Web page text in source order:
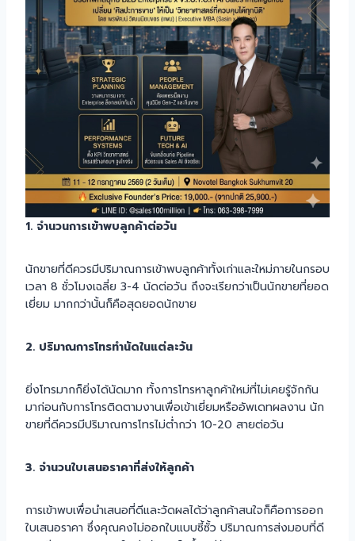
1. จำนวนการเข้าพบลูกค้าต่อวัน
นักขายที่ดีควรมีปริมาณการเข้าพบลูกค้าทั้งเก่าและใหม่ภายในกรอบ
เวลา 8 ชั่วโมงเฉลี่ย 3-4 นัดต่อวัน ถึงจะเรียกว่าเป็นนักขายที่ยอด
เยี่ยม มากกว่านั้นก็คือสุดยอดนักขาย
2. ปริมาณการโทรทำนัดในแต่ละวัน
ยิ่งโทรมากก็ยิ่งได้นัดมาก ทั้งการโทรหาลูกค้าใหม่ที่ไม่เคยรู้จักกัน
มาก่อนกับการโทรติดตามงานเพื่อเข้าเยี่ยมหรืออัพเดทผลงาน นัก
ขายที่ดีควรมีปริมาณการโทรไม่ต่ำกว่า 10-20 สายต่อวัน
3. จำนวนใบเสนอราคาที่ส่งให้ลูกค้า
การเข้าพบเพื่อนำเสนอที่ดีและวัดผลได้ว่าลูกค้าสนใจก็คือการออก
ใบเสนอราคา ซึ่งคุณคงไม่ออกใบแบบซี้ซั้ว ปริมาณการส่งมอบที่ดี